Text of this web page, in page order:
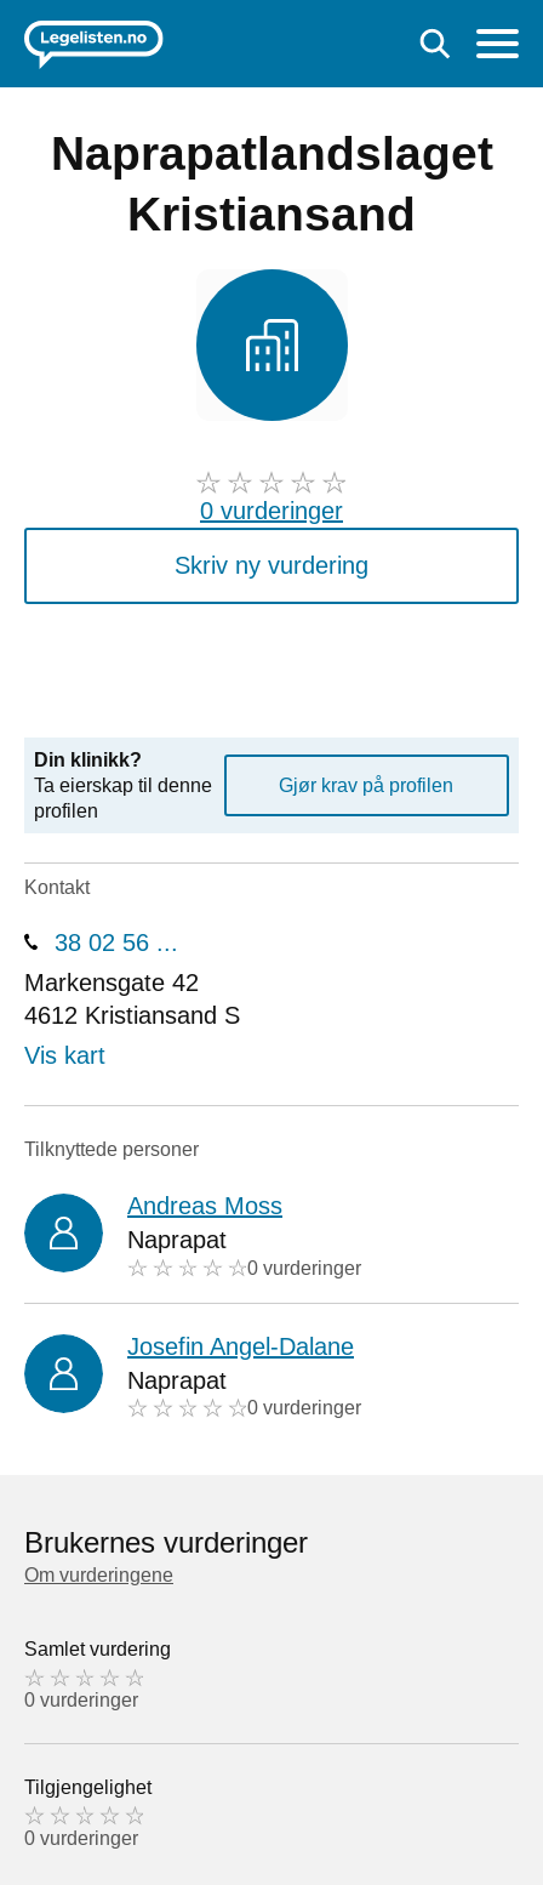
Naprapatlandslaget
Kristiansand
0 vurderinger
Skriv ny vurdering
Din klinikk?
Ta eierskap til denne
profilen
Gjør krav på profilen
Kontakt
38 02 56 ...
Markensgate 42
4612 Kristiansand S
Vis kart
Tilknyttede personer
Andreas Moss
Naprapat
0 vurderinger
Josefin Angel-Dalane
Naprapat
0 vurderinger
Brukernes vurderinger
Om vurderingene
Samlet vurdering
0 vurderinger
Tilgjengelighet
0 vurderinger